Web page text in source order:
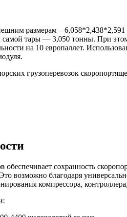
размерам –
тары — 3,050 тонны. При
на 10 европаллет.
грузоперевозок
обеспечивает сохранность
возможно благодаря
компрессора,